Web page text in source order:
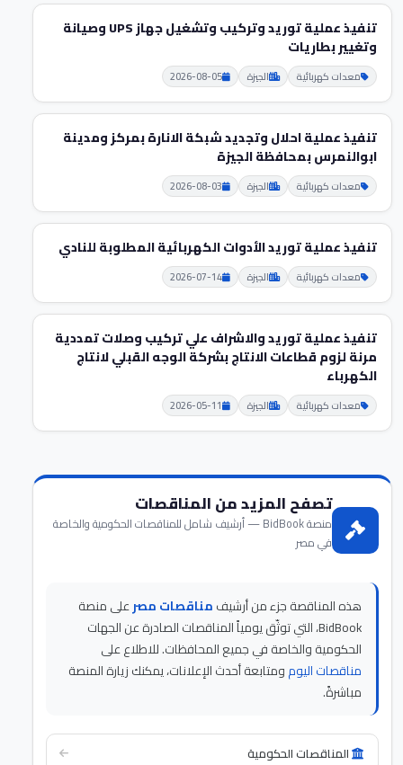
تنفيذ عملية توريد وتركيب وتشغيل جهاز UPS وصيانة
وتغيير بطاريات
معدات كهربائية الجيزة 2026-08-05
تنفيذ عملية احلال وتجديد شبكة الانارة بمركز ومدينة
ابوالنمرس بمحافظة الجيزة
معدات كهربائية الجيزة 2026-08-03
تنفيذ عملية توريد الأدوات الكهربائية المطلوبة للنادي
معدات كهربائية الجيزة 2026-07-14
تنفيذ عملية توريد والاشراف علي تركيب وصلات تمددية
مرنة لزوم قطاعات الانتاج بشركة الوجه القبلي لانتاج
الكهرباء
معدات كهربائية الجيزة 2026-05-11
تصفح المزيد من المناقصات
منصة BidBook — أرشيف شامل للمناقصات الحكومية والخاصة
في مصر
هذه المناقصة جزء من أرشيفمناقصات مصرعلى منصة
BidBook، التي توثّق يومياً المناقصات الصادرة عن الجهات
الحكومية والخاصة في جميع المحافظات. للاطلاع على
مناقصات اليومومتابعة أحدث الإعلانات، يمكنك زيارة المنصة
مباشرةً.
المناقصات الحكومية